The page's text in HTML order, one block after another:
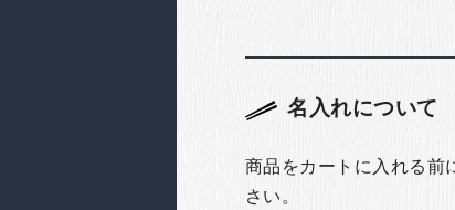
名入れについて
商品をカートに入れる前
さい。